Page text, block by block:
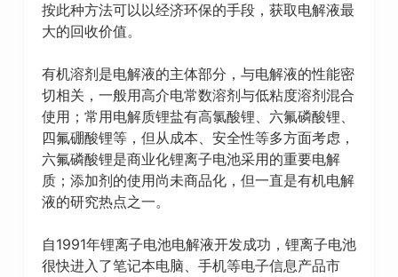
按此种方法可以以经济环保的手段，获取电解液最
大的回收价值。
有机溶剂是电解液的主体部分，与电解液的性能密
切相关，一般用高介电常数溶剂与低粘度溶剂混合
使用；常用电解质锂盐有高氯酸锂、六氟磷酸锂、
四氟硼酸锂等，但从成本、安全性等多方面考虑，
六氟磷酸锂是商业化锂离子电池采用的重要电解
质；添加剂的使用尚未商品化，但一直是有机电解
液的研究热点之一。
自1991年锂离子电池电解液开发成功，锂离子电池
很快进入了笔记本电脑、手机等电子信息产品市